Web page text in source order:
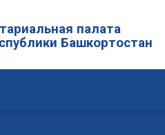
палата
Башкортостан